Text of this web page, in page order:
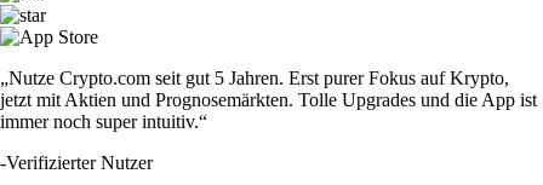
„Nutze Crypto.com seit gut 5 Jahren. Erst purer Fokus auf Krypto,
jetzt mit Aktien und Prognosemärkten. Tolle Upgrades und die App ist
immer noch super intuitiv.“
-Verifizierter Nutzer